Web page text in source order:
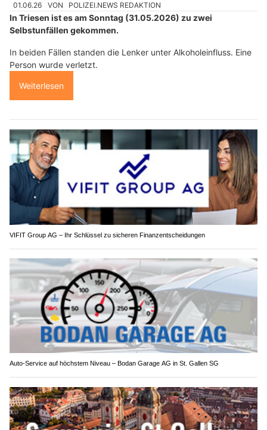
01.06.26 VON POLIZEI.NEWS REDAKTION
In Triesen ist es am Sonntag (31.05.2026) zu zwei
Selbstunfällen gekommen.
In beiden Fällen standen die Lenker unter Alkoholeinfluss. Eine
Person wurde verletzt.
Weiterlesen
VIFIT Group AG – Ihr Schlüssel zu sicheren Finanzentscheidungen
Auto-Service auf höchstem Niveau – Bodan Garage AG in St. Gallen SG